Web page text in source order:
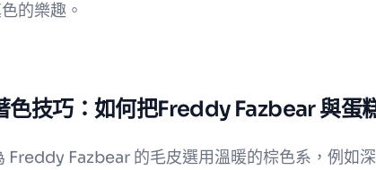
的樂趣。
色技巧：如何把Freddy Fazbear 與蛋
Freddy Fazbear 的毛皮選用溫暖的棕色系，例如